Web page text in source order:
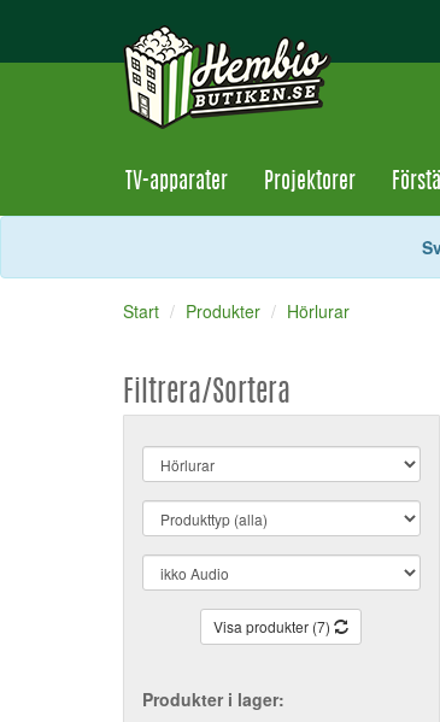
TV-apparater Projektorer
Start Produkter Hörlurar
Filtrera/Sortera
Visa produkter (7)
Produkter i lager: